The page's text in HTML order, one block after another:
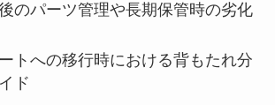
のパーツ管理や長期保管時の劣化
トへの移行時における背もたれ分
ド